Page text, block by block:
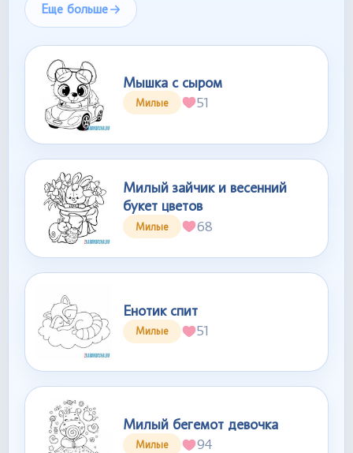
Еще больше
Мышка с сыром
Милые 51
Милый зайчик и весенний
букет цветов
Милые 68
Енотик спит
Милые 51
Милый бегемот девочка
Милые 94